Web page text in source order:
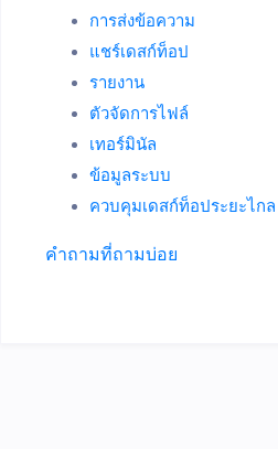
การส่งข้อความ
แชร์เดสก์ท็อป
รายงาน
ตัวจัดการไฟล์
เทอร์มินัล
ข้อมูลระบบ
ควบคุมเดสก์ท็อประยะไกล
คำถามที่ถามบ่อย